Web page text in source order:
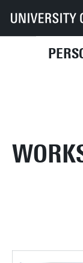
UT UT-Kring
Workshop visagie
DIRECT NAAR